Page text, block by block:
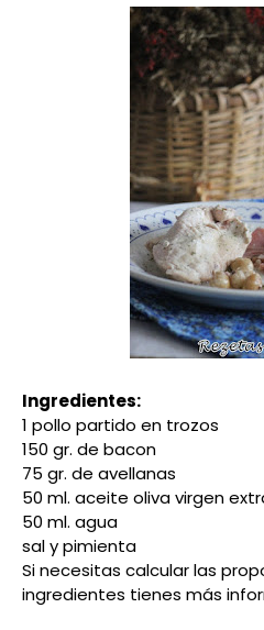
Ingredientes:
1 pollo partido en trozos
150 gr. de bacon
75 gr. de avellanas
50 ml. aceite oliva virgen
50 ml. agua
sal y pimienta
Si necesitas calcular las
ingredientes tienes más